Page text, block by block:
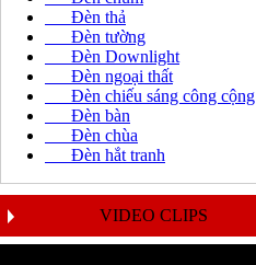
Đèn thả
Đèn tường
Đèn Downlight
Đèn ngoại thất
Đèn chiếu sáng công cộng
Đèn bàn
Đèn chùa
Đèn hắt tranh
VIDEO CLIPS